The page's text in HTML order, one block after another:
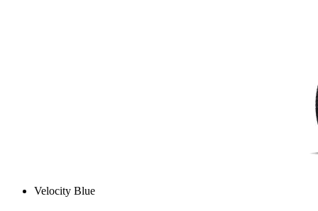
Velocity Blue